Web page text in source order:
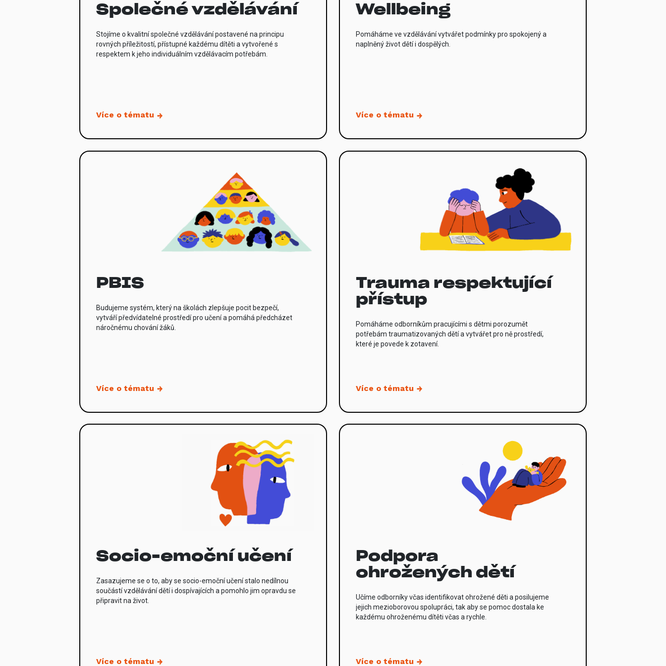
Společné vzdělávání
Stojíme o kvalitní společné vzdělávání postavené na principu
rovných příležitostí, přístupné každému dítěti a vytvořené s
respektem k jeho individuálním vzdělávacím potřebám.
Více o tématu
Wellbeing
Pomáháme ve vzdělávání vytvářet podmínky pro spokojený a
naplněný život dětí i dospělých.
Více o tématu
PBIS
Budujeme systém, který na školách zlepšuje pocit bezpečí,
vytváří předvídatelné prostředí pro učení a pomáhá předcházet
náročnému chování žáků.
Více o tématu
Trauma respektující
přístup
Pomáháme odborníkům pracujícími s dětmi porozumět
potřebám traumatizovaných dětí a vytvářet pro ně prostředí,
které je povede k zotavení.
Více o tématu
Socio-emoční učení
Zasazujeme se o to, aby se socio-emoční učení stalo nedílnou
součástí vzdělávání dětí i dospívajících a pomohlo jim opravdu se
připravit na život.
Více o tématu
Podpora
ohrožených dětí
Učíme odborníky včas identifikovat ohrožené děti a posilujeme
jejich mezioborovou spolupráci, tak aby se pomoc dostala ke
každému ohroženému dítěti včas a rychle.
Více o tématu